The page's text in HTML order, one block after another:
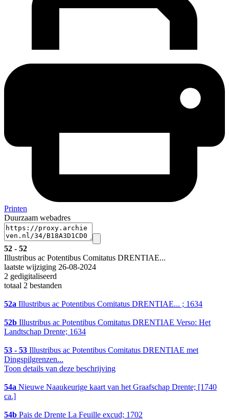
Printen
Duurzaam webadres
52 - 52
Illustribus ac Potentibus Comitatus DRENTIAE...
laatste wijziging 26-08-2024
2 gedigitaliseerd
totaal 2 bestanden
52a Illustribus ac Potentibus Comitatus DRENTIAE... ; 1634
52b Illustribus ac Potentibus Comitatus DRENTIAE Verso: Het
Landtschap Drente; 1634
53 - 53 Illustribus ac Potentibus Comitatus DRENTIAE met
Dingspilgrenzen...
Toon details van deze beschrijving
54a Nieuwe Naaukeurige kaart van het Graafschap Drente; [1740
ca.]
54b Pais de Drente La Feuille excud; 1702